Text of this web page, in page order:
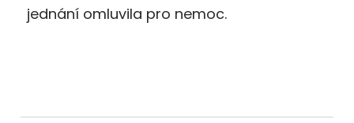
jednání omluvila pro nemoc.